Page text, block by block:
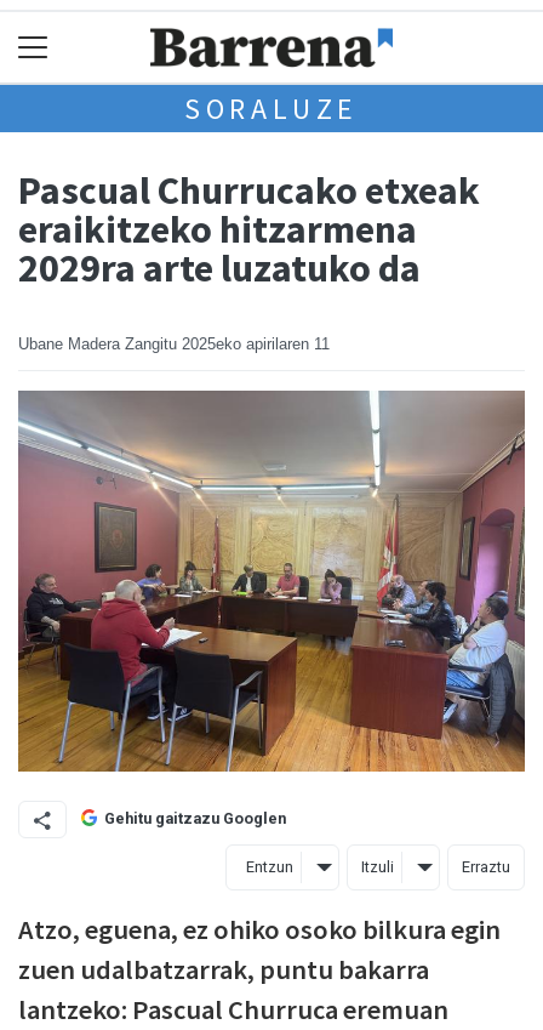
SORALUZE
Pascual Churrucako etxeak
eraikitzeko hitzarmena
2029ra arte luzatuko da
Ubane Madera Zangitu 2025eko apirilaren 11
Gehitu gaitzazu Googlen
Entzun Itzuli Erraztu
Atzo, eguena, ez ohiko osoko bilkura egin
zuen udalbatzarrak, puntu bakarra
lantzeko: Pascual Churruca eremuan